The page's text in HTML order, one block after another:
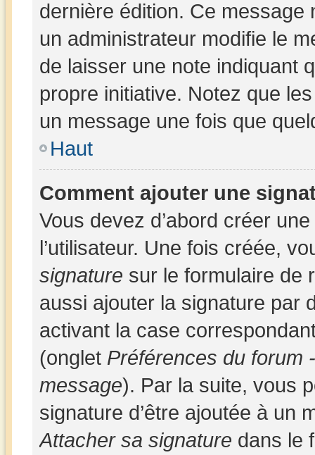
dernière édition. Ce message
un administrateur modifie le
de laisser une note indiquant
propre initiative. Notez que
un message une fois que
Haut
Comment ajouter une
Vous devez d’abord créer
l’utilisateur. Une fois créée,
signature sur le formulaire de
aussi ajouter la signature par
activant la case
(onglet Préférences du forum
message). Par la suite, vous
signature d’être ajoutée à un
Attacher sa signature dans le